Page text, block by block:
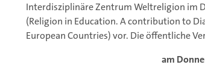
Interdisziplinäre Zentrum Weltreligion im
(Religion in Education. A contribution to
European Countries) vor. Die öffentliche
am